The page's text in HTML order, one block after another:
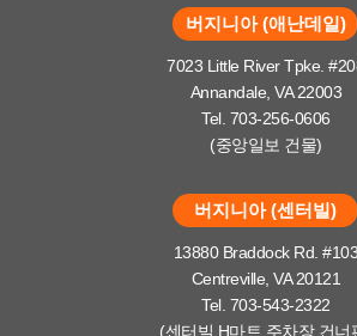
버지니아 (애난데일)
7023 Little River Tpke.
Annandale, VA 22003
Tel. 703-256-0606
(중앙일보 건물)
버지니아 (센터빌)
13880 Braddock Rd. #103
Centreville, VA 20121
Tel. 703-543-2322
(센터빌 H마트 주차장 건너